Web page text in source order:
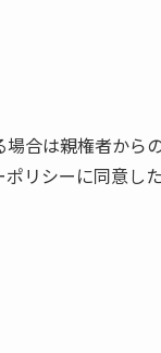
合は親権者から
リシーに同意し